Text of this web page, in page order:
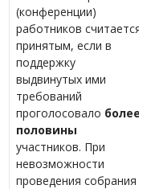
(конференции)
работников считается
принятым, если в
поддержку
выдвинутых ими
требований
проголосовало более
половины
участников. При
невозможности
проведения собрания